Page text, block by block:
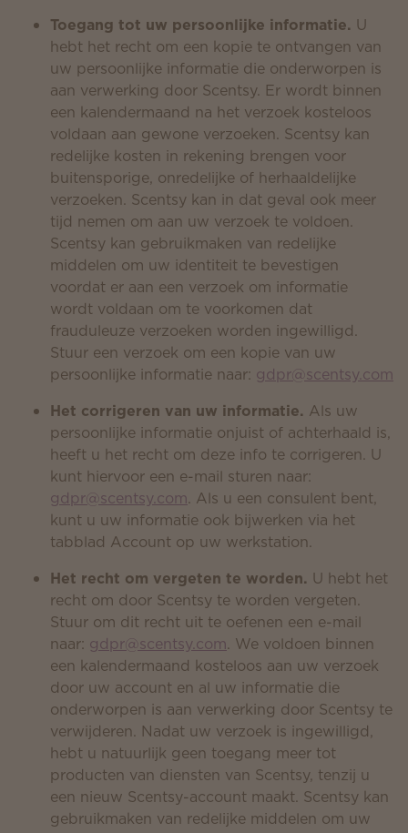
Toegang tot uw persoonlijke informatie. U
hebt het recht om een kopie te ontvangen van
uw persoonlijke informatie die onderworpen is
aan verwerking door Scentsy. Er wordt binnen
een kalendermaand na het verzoek kosteloos
voldaan aan gewone verzoeken. Scentsy kan
redelijke kosten in rekening brengen voor
buitensporige, onredelijke of herhaaldelijke
verzoeken. Scentsy kan in dat geval ook meer
tijd nemen om aan uw verzoek te voldoen.
Scentsy kan gebruikmaken van redelijke
middelen om uw identiteit te bevestigen
voordat er aan een verzoek om informatie
wordt voldaan om te voorkomen dat
frauduleuze verzoeken worden ingewilligd.
Stuur een verzoek om een kopie van uw
persoonlijke informatie naar: gdpr@scentsy.com
Het corrigeren van uw informatie. Als uw
persoonlijke informatie onjuist of achterhaald is,
heeft u het recht om deze info te corrigeren. U
kunt hiervoor een e-mail sturen naar:
gdpr@scentsy.com. Als u een consulent bent,
kunt u uw informatie ook bijwerken via het
tabblad Account op uw werkstation.
Het recht om vergeten te worden. U hebt het
recht om door Scentsy te worden vergeten.
Stuur om dit recht uit te oefenen een e-mail
naar: gdpr@scentsy.com. We voldoen binnen
een kalendermaand kosteloos aan uw verzoek
door uw account en al uw informatie die
onderworpen is aan verwerking door Scentsy te
verwijderen. Nadat uw verzoek is ingewilligd,
hebt u natuurlijk geen toegang meer tot
producten van diensten van Scentsy, tenzij u
een nieuw Scentsy-account maakt. Scentsy kan
gebruikmaken van redelijke middelen om uw